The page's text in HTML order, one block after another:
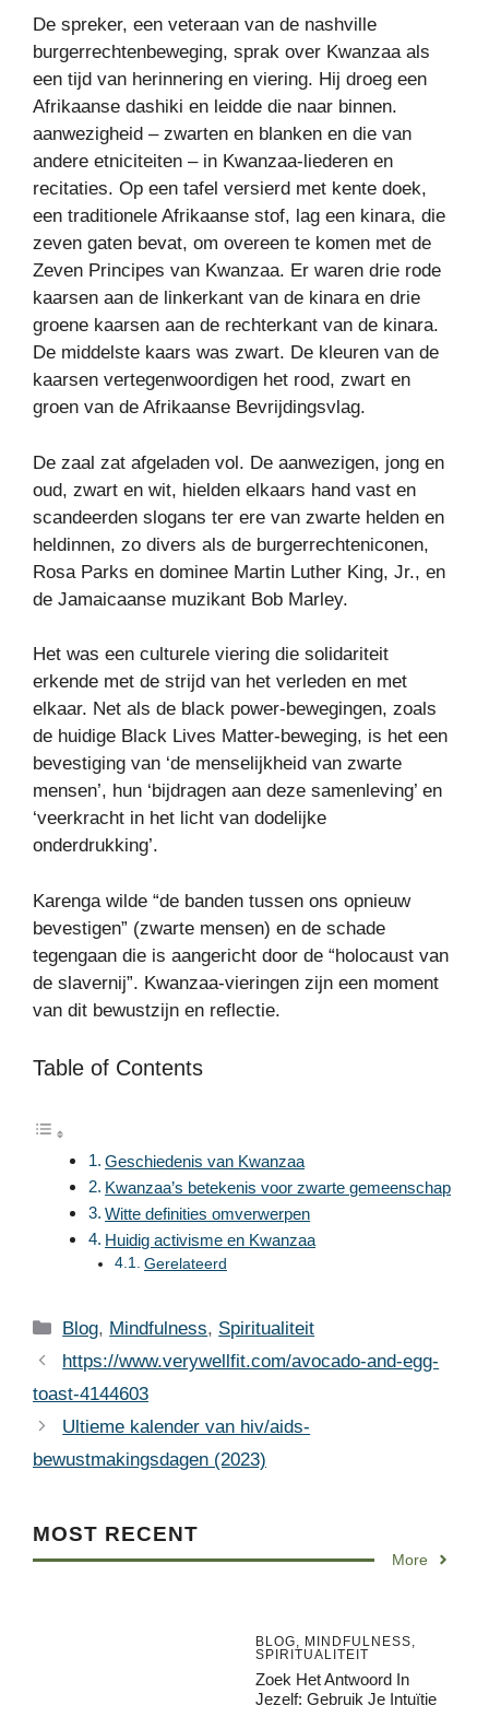
De spreker, een veteraan van de nashville
burgerrechtenbeweging, sprak over Kwanzaa als
een tijd van herinnering en viering. Hij droeg een
Afrikaanse dashiki en leidde die naar binnen.
aanwezigheid – zwarten en blanken en die van
andere etniciteiten – in Kwanzaa-liederen en
recitaties. Op een tafel versierd met kente doek,
een traditionele Afrikaanse stof, lag een kinara, die
zeven gaten bevat, om overeen te komen met de
Zeven Principes van Kwanzaa. Er waren drie rode
kaarsen aan de linkerkant van de kinara en drie
groene kaarsen aan de rechterkant van de kinara.
De middelste kaars was zwart. De kleuren van de
kaarsen vertegenwoordigen het rood, zwart en
groen van de Afrikaanse Bevrijdingsvlag.
De zaal zat afgeladen vol. De aanwezigen, jong en
oud, zwart en wit, hielden elkaars hand vast en
scandeerden slogans ter ere van zwarte helden en
heldinnen, zo divers als de burgerrechteniconen,
Rosa Parks en dominee Martin Luther King, Jr., en
de Jamaicaanse muzikant Bob Marley.
Het was een culturele viering die solidariteit
erkende met de strijd van het verleden en met
elkaar. Net als de black power-bewegingen, zoals
de huidige Black Lives Matter-beweging, is het een
bevestiging van ‘de menselijkheid van zwarte
mensen’, hun ‘bijdragen aan deze samenleving’ en
‘veerkracht in het licht van dodelijke
onderdrukking’.
Karenga wilde “de banden tussen ons opnieuw
bevestigen” (zwarte mensen) en de schade
tegengaan die is aangericht door de “holocaust van
de slavernij”. Kwanzaa-vieringen zijn een moment
van dit bewustzijn en reflectie.
Table of Contents
Geschiedenis van Kwanzaa
Kwanzaa’s betekenis voor zwarte gemeenschap
Witte definities omverwerpen
Huidig activisme en Kwanzaa
Gerelateerd
Categories
Blog, Mindfulness, Spiritualiteit
https://www.verywellfit.com/avocado-and-egg-
toast-4144603
Ultieme kalender van hiv/aids-
bewustmakingsdagen (2023)
MOST RECENT
More
BLOG, MINDFULNESS,
SPIRITUALITEIT
Zoek Het Antwoord In
Jezelf: Gebruik Je Intuïtie